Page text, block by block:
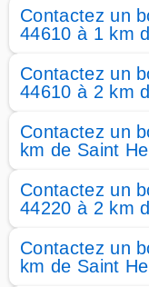
Contactez un
44610 à 1 km
Contactez un
44610 à 2 km
Contactez un
km de Saint
Contactez un
44220 à 2 km
Contactez un
km de Saint